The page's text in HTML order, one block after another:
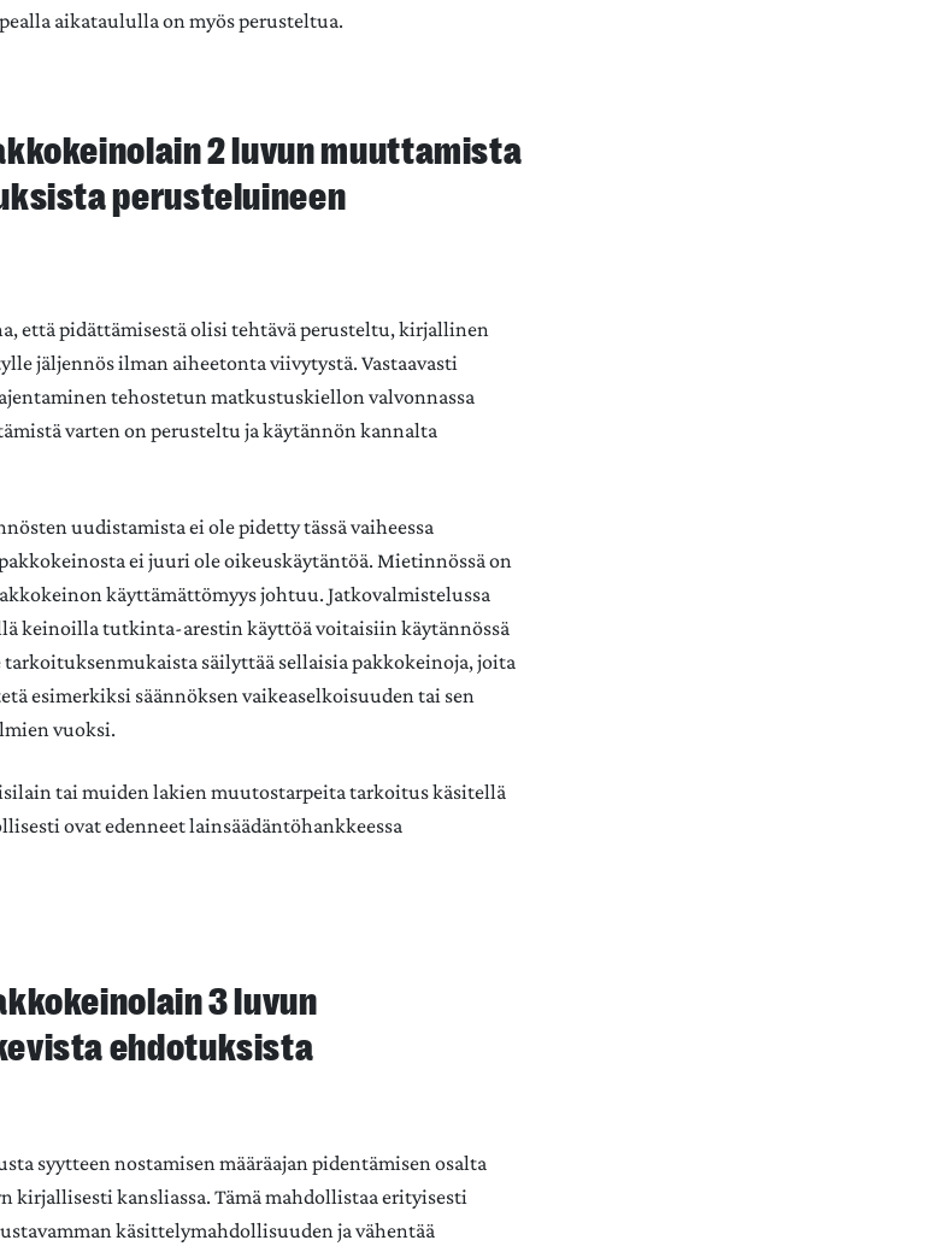
aikataululla on myös perusteltua.
2 luvun muuttamista
perusteluineen
että pidättämisestä olisi tehtävä perusteltu, kirjallinen
jäljennös ilman aiheetonta viivytystä. Vastaavasti
tehostetun matkustuskiellon valvonnassa
varten on perusteltu ja käytännön kannalta
uudistamista ei ole pidetty tässä vaiheessa
ei juuri ole oikeuskäytäntöä. Mietinnössä on
käyttämättömyys johtuu. Jatkovalmistelussa
keinoilla tutkinta-arestin käyttöä voitaisiin käytännössä
tarkoituksenmukaista säilyttää sellaisia pakkokeinoja, joita
esimerkiksi säännöksen vaikeaselkoisuuden tai sen
vuoksi.
tai muiden lakien muutostarpeita tarkoitus käsitellä
ovat edenneet lainsäädäntöhankkeessa
3 luvun
ehdotuksista
syytteen nostamisen määräajan pidentämisen osalta
kirjallisesti kansliassa. Tämä mahdollistaa erityisesti
käsittelymahdollisuuden ja vähentää